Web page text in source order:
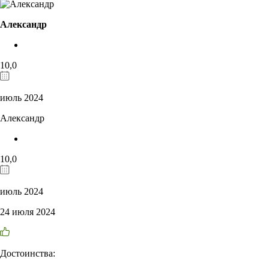
Александр
10,0
июль 2024
Александр
10,0
июль 2024
24 июля 2024
Достоинства: